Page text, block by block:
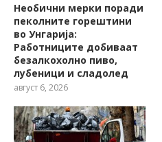
Необични мерки поради
пеколните горештини
во Унгарија:
Работниците добиваат
безалкохолно пиво,
лубеници и сладолед
август 6, 2026